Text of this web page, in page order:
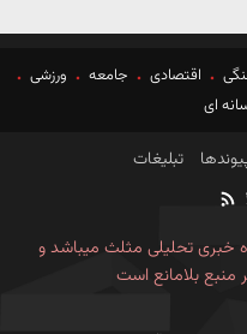
اقتصادی جامعه
ورزشی
ای
تبلیغات
خبری تحلیلی مثلث میباشد و
منبع بلامانع است